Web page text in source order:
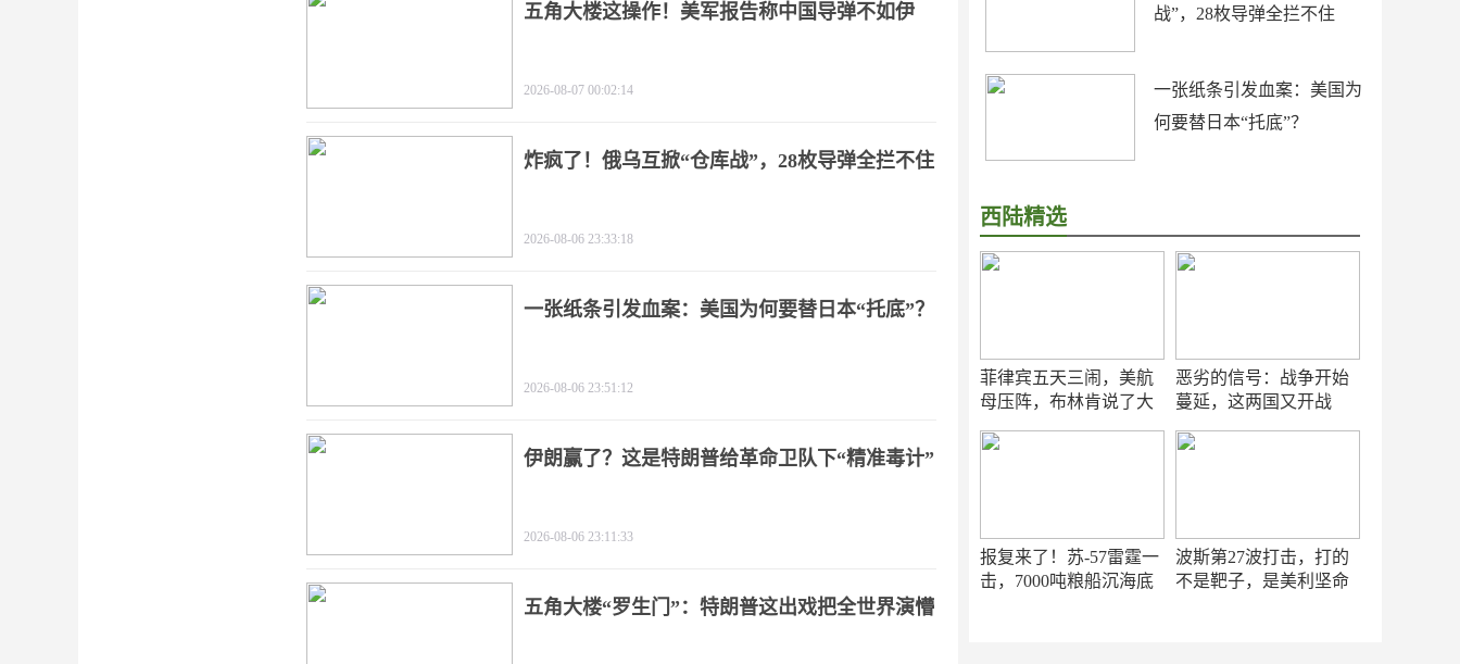
战”，28枚导弹全拦不住
一张纸条引发血案：美国为
何要替日本“托底”？
西陆精选
菲律宾五天三闹，美航
母压阵，布林肯说了大
恶劣的信号：战争开始
蔓延，这两国又开战
报复来了！苏-57雷霆一
击，7000吨粮船沉海底
波斯第27波打击，打的
不是靶子，是美利坚命
五角大楼这操作！美军报告称中国导弹不如伊
2026-08-07 00:02:14
炸疯了！俄乌互掀“仓库战”，28枚导弹全拦不住
2026-08-06 23:33:18
一张纸条引发血案：美国为何要替日本“托底”？
2026-08-06 23:51:12
伊朗赢了？这是特朗普给革命卫队下“精准毒计”
2026-08-06 23:11:33
五角大楼“罗生门”：特朗普这出戏把全世界演懵